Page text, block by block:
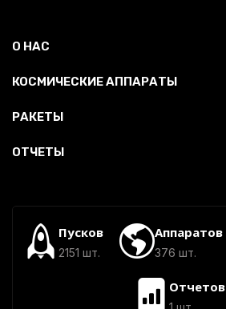
О НАС
КОСМИЧЕСКИЕ АППАРАТЫ
РАКЕТЫ
ОТЧЕТЫ
Пусков
2151 шт.
Аппаратов
376 шт.
Отчетов